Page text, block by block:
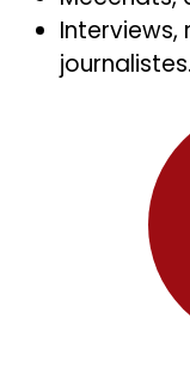
Interviews,